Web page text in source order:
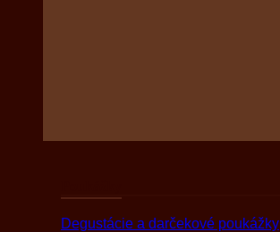
Degustácie a darčekové poukážky